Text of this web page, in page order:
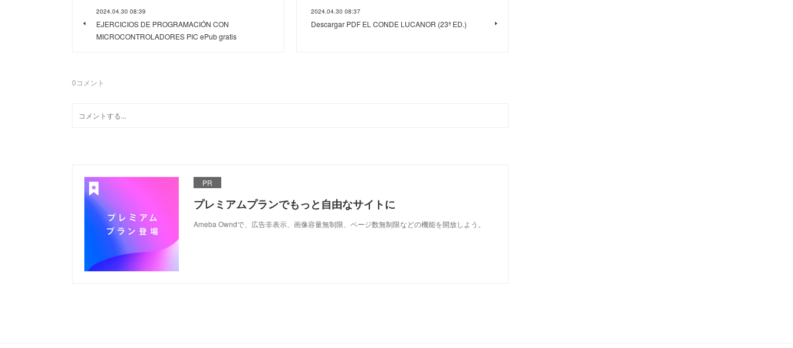
2024.04.30 08:39
EJERCICIOS DE PROGRAMACIÓN CON
MICROCONTROLADORES PIC ePub gratis
2024.04.30 08:37
Descargar PDF EL CONDE LUCANOR (23ª ED.)
0コメント
PR
プレミアムプランでもっと自由なサイトに
Ameba Owndで、広告非表示、画像容量無制限、ページ数無制限などの機能を開放しよう。